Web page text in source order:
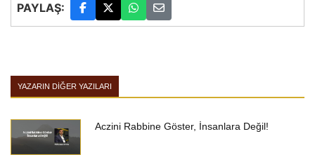
PAYLAŞ:
YAZARIN DIĞER YAZILARI
Aczini Rabbine Göster, İnsanlara Değil!